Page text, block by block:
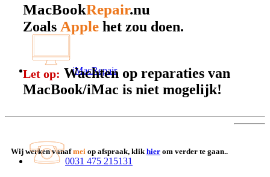
iMacRepair
0031 475 215131
MacBookRepair.nu
Zoals Apple het zou doen.
Let op: Wachten op reparaties van
MacBook/iMac is niet mogelijk!
Wij werken vanafmei op afspraak, klik hier om verder te gaan..